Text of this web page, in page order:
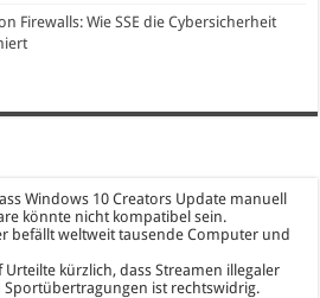
Firewalls: Wie SSE die Cybersicherheit
Windows 10 Creators Update manuell
könnte nicht kompatibel sein.
befällt weltweit tausende Computer und
kürzlich, dass Streamen illegaler
ist rechtswidrig.